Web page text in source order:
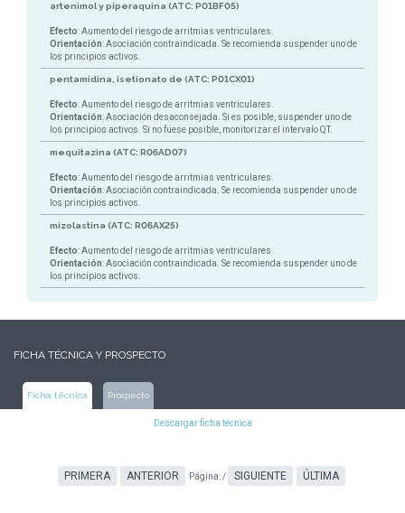
artenimol y piperaquina (ATC: P01BF05)
Efecto: Aumento del riesgo de arritmias ventriculares.
Orientación: Asociación contraindicada. Se recomienda suspender uno de
los principios activos.
pentamidina, isetionato de (ATC: P01CX01)
Efecto: Aumento del riesgo de arritmias ventriculares.
Orientación: Asociación desaconsejada. Si es posible, suspender uno de
los principios activos. Si no fuese posible, monitorizar el intervalo QT.
mequitazina (ATC: R06AD07)
Efecto: Aumento del riesgo de arritmias ventriculares.
Orientación: Asociación contraindicada. Se recomienda suspender uno de
los principios activos.
mizolastina (ATC: R06AX25)
Efecto: Aumento del riesgo de arritmias ventriculares.
Orientación: Asociación contraindicada. Se recomienda suspender uno de
los principios activos.
FICHA TÉCNICA Y PROSPECTO
Ficha técnica Prospecto
Descargar ficha técnica
PRIMERA ANTERIOR Página:/ SIGUIENTE ÚLTIMA